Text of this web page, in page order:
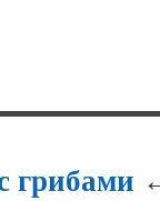
грибами